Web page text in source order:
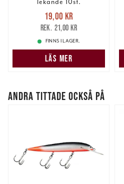
Nuvarande pris
19,00 krTidigare pris
21,00 kr
19,00 kr
21,00 kr
FINNS I LAGER.
LÄS MER
ANDRA TITTADE OCKSÅ PÅ